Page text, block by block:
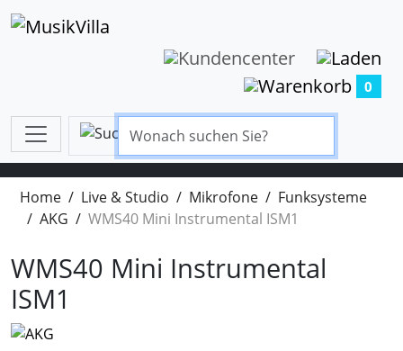
0
Home Live & Studio Mikrofone
Funksysteme
AKG
WMS40 Mini Instrumental ISM1
WMS40 Mini Instrumental
ISM1